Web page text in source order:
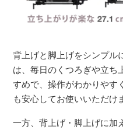
背上げと脚上げをシンプル
は、毎日のくつろぎや立ち
すめで、操作がわかりやす
も安心してお使いいただけ
一方、背上げ・脚上げに加